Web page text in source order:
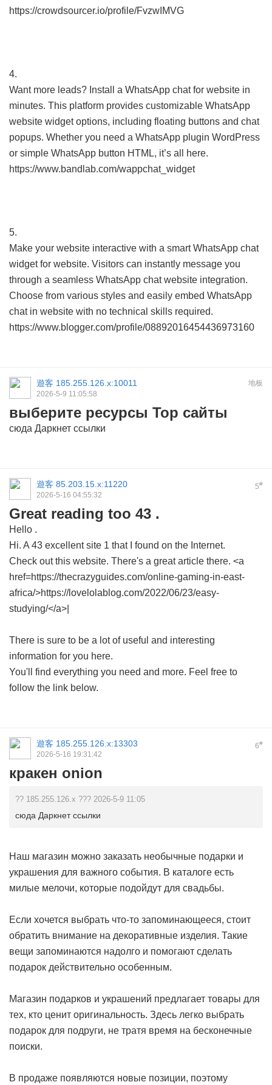
https://crowdsourcer.io/profile/FvzwIMVG
4.
Want more leads? Install a WhatsApp chat for website in
minutes. This platform provides customizable WhatsApp
website widget options, including floating buttons and chat
popups. Whether you need a WhatsApp plugin WordPress
or simple WhatsApp button HTML, it’s all here.
https://www.bandlab.com/wappchat_widget
5.
Make your website interactive with a smart WhatsApp chat
widget for website. Visitors can instantly message you
through a seamless WhatsApp chat website integration.
Choose from various styles and easily embed WhatsApp
chat in website with no technical skills required.
https://www.blogger.com/profile/08892016454436973160
地板
遊客 185.255.126.x:10011
2026-5-9 11:05:58
выберите ресурсы Тор сайты
сюда Даркнет ссылки
5#
遊客 85.203.15.x:11220
2026-5-16 04:55:32
Great reading too 43 .
Hello .
Hi. A 43 excellent site 1 that I found on the Internet.
Check out this website. There's a great article there. <a
href=https://thecrazyguides.com/online-gaming-in-east-
africa/>https://lovelolablog.com/2022/06/23/easy-
studying/</a>|
There is sure to be a lot of useful and interesting
information for you here.
You'll find everything you need and more. Feel free to
follow the link below.
6#
遊客 185.255.126.x:13303
2026-5-16 19:31:42
кракен onion
?? 185.255.126.x ??? 2026-5-9 11:05
сюда Даркнет ссылки
Наш магазин можно заказать необычные подарки и
украшения для важного события. В каталоге есть
милые мелочи, которые подойдут для свадьбы.
Если хочется выбрать что-то запоминающееся, стоит
обратить внимание на декоративные изделия. Такие
вещи запоминаются надолго и помогают сделать
подарок действительно особенным.
Магазин подарков и украшений предлагает товары для
тех, кто ценит оригинальность. Здесь легко выбрать
подарок для подруги, не тратя время на бесконечные
поиски.
В продаже появляются новые позиции, поэтому